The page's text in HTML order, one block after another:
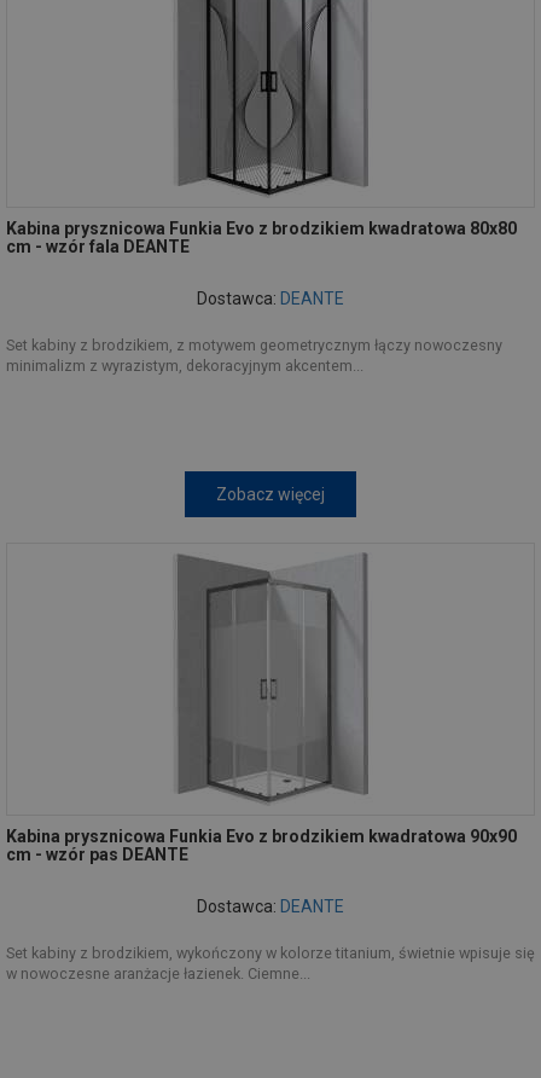
Kabina prysznicowa Funkia Evo z brodzikiem kwadratowa 80x80
cm - wzór fala DEANTE
Dostawca: DEANTE
Set kabiny z brodzikiem, z motywem geometrycznym łączy nowoczesny
minimalizm z wyrazistym, dekoracyjnym akcentem...
Zobacz więcej
Kabina prysznicowa Funkia Evo z brodzikiem kwadratowa 90x90
cm - wzór pas DEANTE
Dostawca: DEANTE
Set kabiny z brodzikiem, wykończony w kolorze titanium, świetnie wpisuje się
w nowoczesne aranżacje łazienek. Ciemne...